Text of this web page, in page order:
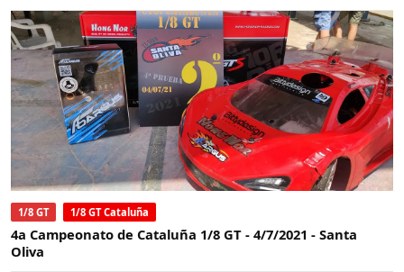
1/8 GT 1/8 GT Cataluña
4a Campeonato de Cataluña 1/8 GT - 4/7/2021 - Santa
Oliva